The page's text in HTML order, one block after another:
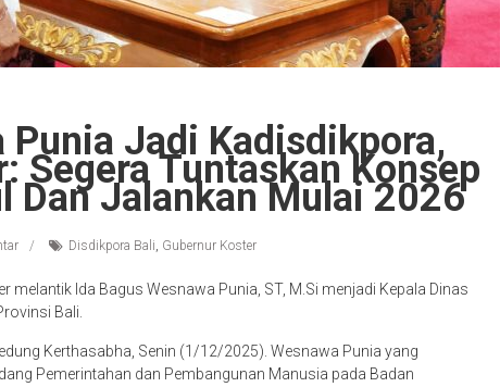
Punia Jadi Kadisdikpora,
Segera Tuntaskan Konsep
Dan Jalankan Mulai 2026
Disdikpora Bali, Gubernur Koster
melantik Ida Bagus Wesnawa Punia, ST, M.Si menjadi Kepala Dinas
Bali.
Kerthasabha, Senin (1/12/2025). Wesnawa Punia yang
Pemerintahan dan Pembangunan Manusia pada Badan